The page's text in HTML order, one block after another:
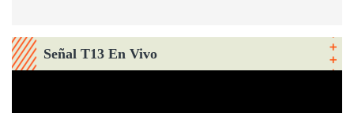
Señal T13 En Vivo